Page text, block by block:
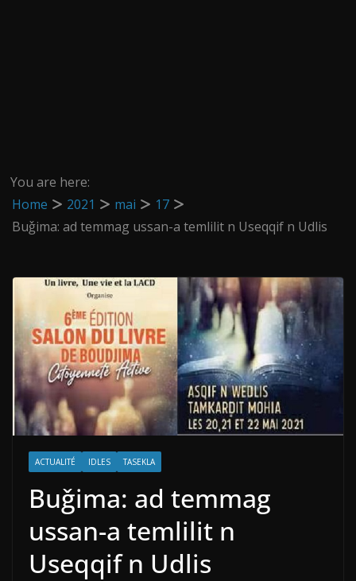
You are here:
Home
2021 mai
17
Buǧima: ad temmag ussan-a temlilit n Useqqif n Udlis
ACTUALITÉ IDLES TASEKLA
Buǧima: ad temmag
ussan-a temlilit n
Useqqif n Udlis